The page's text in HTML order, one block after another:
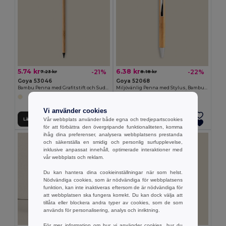
5.74 kr7.23 kr -21%
Goya 53046
Bambu Penna med Grafitstift och Sudd INFINITE
Lägg till i Varukorgen
6.38 kr8.18 kr -22%
Goya 52068
Miljövänlig Penna med Stylus, Bambukropp GAZE
Lägg till i Varukorgen
Vi använder cookies
Vår webbplats använder både egna och tredjepartscookies
för att förbättra den övergripande funktionaliteten, komma
ihåg dina preferenser, analysera webbplatsens prestanda
och säkerställa en smidig och personlig surfupplevelse,
inklusive anpassat innehåll, optimerade interaktioner med
vår webbplats och reklam.
Du kan hantera dina cookieinställningar när som helst.
Nödvändiga cookies, som är nödvändiga för webbplatsens
funktion, kan inte inaktiveras eftersom de är nödvändiga för
att webbplatsen ska fungera korrekt. Du kan dock välja att
tillåta eller blockera andra typer av cookies, som de som
används för personalisering, analys och inriktning.